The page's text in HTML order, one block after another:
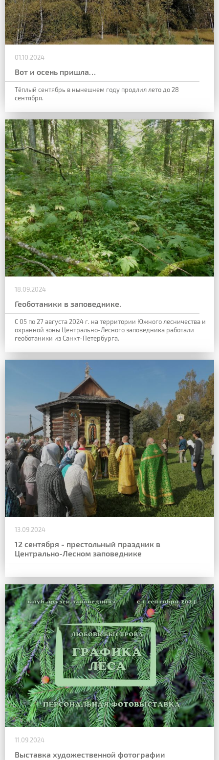
01.10.2024
Вот и осень пришла…
Тёплый сентябрь в нынешнем году продлил лето до 28
сентября.
18.09.2024
Геоботаники в заповеднике.
С 05 по 27 августа 2024 г. на территории Южного лесничества и
охранной зоны Центрально-Лесного заповедника работали
геоботаники из Санкт-Петербурга.
13.09.2024
12 сентября - престольный праздник в
Центрально-Лесном заповеднике
11.09.2024
Выставка художественной фотографии